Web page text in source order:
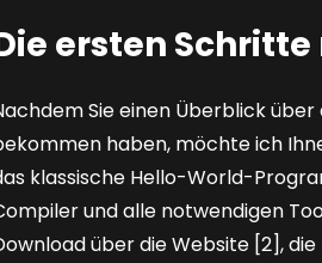
ersten
Sie einen Überblick
haben, möchte ich
klassische Hello-World-
und alle notwendigen
über die Website [2],